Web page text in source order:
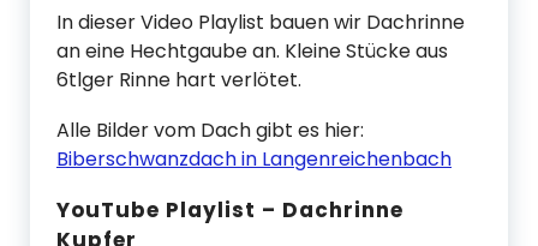
In dieser Video Playlist bauen wir Dachrinne
an eine Hechtgaube an. Kleine Stücke aus
6tlger Rinne hart verlötet.
Alle Bilder vom Dach gibt es hier:
Biberschwanzdach in Langenreichenbach
YouTube Playlist – Dachrinne
Kupfer